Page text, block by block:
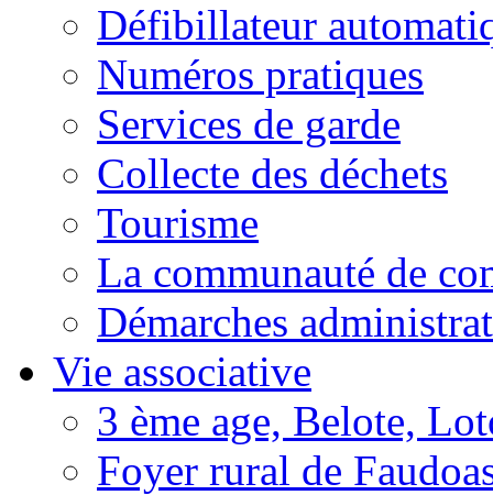
Défibillateur
Numéros pratiques
Services de garde
Collecte des déchets
Tourisme
La communauté de
Démarches
Vie associative
3 ème age, Belote,
Foyer rural de